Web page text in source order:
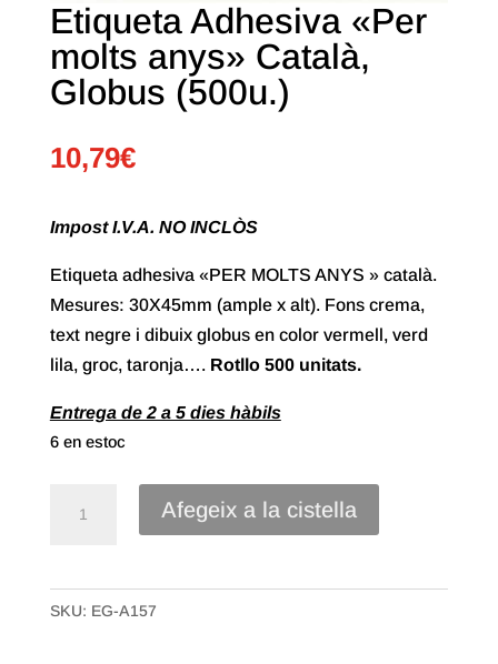
Etiqueta Adhesiva «Per
molts anys» Català,
Globus (500u.)
10,79€
Impost I.V.A. NO INCLÒS
Etiqueta adhesiva «PER MOLTS ANYS » català.
Mesures: 30X45mm (ample x alt). Fons crema,
text negre i dibuix globus en color vermell, verd
lila, groc, taronja…. Rotllo 500 unitats.
Entrega de 2 a 5 dies hàbils
6 en estoc
Adhesiva
"Per
Afegeix a la cistella
SKU: EG-A157